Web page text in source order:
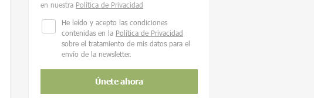
en nuestra Política de Privacidad
He leído y acepto las condiciones
contenidas en la Política de Privacidad
sobre el tratamiento de mis datos para el
envío de la newsletter.